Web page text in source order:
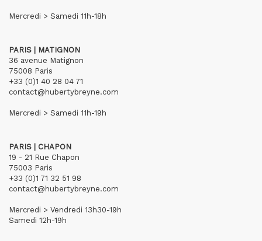
Mercredi > Samedi 11h-18h
PARIS | MATIGNON
36 avenue Matignon
75008 Paris
+33 (0)1 40 28 04 71
contact@hubertybreyne.com
Mercredi > Samedi 11h-19h
PARIS | CHAPON
19 - 21 Rue Chapon
75003 Paris
+33 (0)1 71 32 51 98
contact@hubertybreyne.com
Mercredi > Vendredi 13h30-19h
Samedi 12h-19h